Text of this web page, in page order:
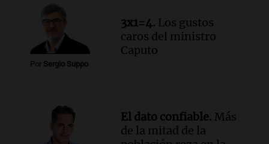
Por Sergio Suppo
3x1=4. Los gustos
caros del ministro
Caputo
El dato confiable. Más
de la mitad de la